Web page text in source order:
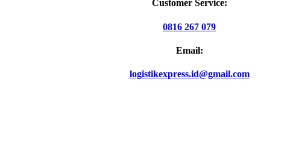
Customer Service:
0816 267 079
Email:
logistikexpress.id@gmail.com